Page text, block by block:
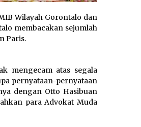
Wilayah Gorontalo dan
membacakan sejumlah
Paris.
mengecam atas segala
pernyataan-pernyataan
dengan Otto Hasibuan
para Advokat Muda